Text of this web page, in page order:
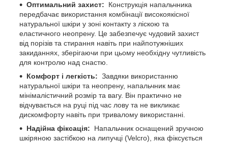
Оптимальний захист: Конструкція напальчника
передбачає використання комбінації високоякісної
натуральної шкіри у зоні контакту з ліскою та
еластичного неопрену. Це забезпечує чудовий захист
від порізів та стирання навіть при найпотужніших
закиданнях, зберігаючи при цьому необхідну чутливість
для контролю над снастю.
Комфорт і легкість: Завдяки використанню
натуральної шкіри та неопрену, напальчник має
мінімалістичний розмір та вагу. Він практично не
відчувається на руці під час лову та не викликає
дискомфорту навіть при тривалому використанні.
Надійна фіксація: Напальчник оснащений зручною
шкіряною застібкою на липучці (Velcro), яка фіксується